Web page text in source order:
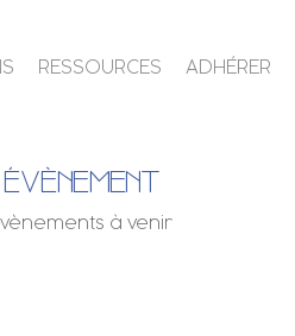
RESSOURCES ADHÉRER
ÉVÈNEMENT
à venir